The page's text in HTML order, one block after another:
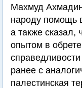
Махмуд
народу помощь
а также сказал,
опытом в
ранее с
палестинская